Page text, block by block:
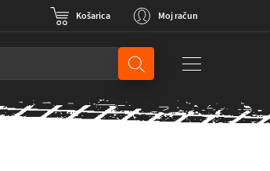
Košarica Moj račun